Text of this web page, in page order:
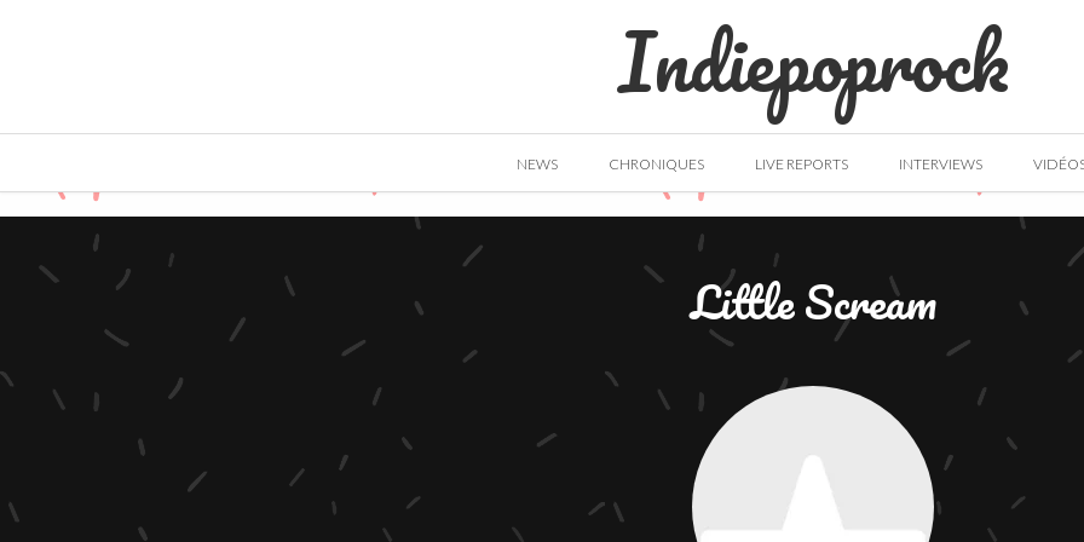
Indiepoprock
NEWS CHRONIQUES LIVE REPORTS INTERVIEWS
Little Scream